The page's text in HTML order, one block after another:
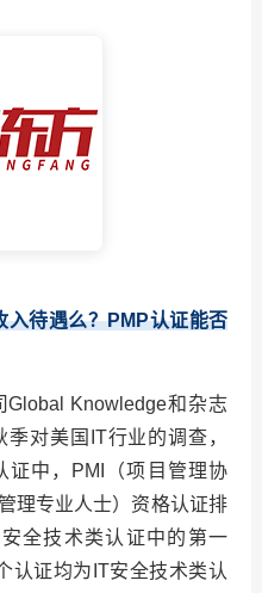
待遇么？PMP认证能否
Knowledge和杂志
对美国IT行业的调查，
证中，PMI（项目管理协
管理专业人士）资格认证排
全技术类认证中的第一
认证均为IT安全技术类认